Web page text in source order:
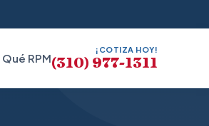
RPM
¡COTIZA HOY!
(310) 977-1311